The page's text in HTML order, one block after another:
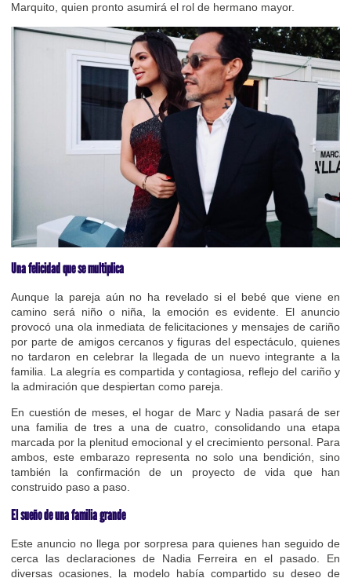
Marquito, quien pronto asumirá el rol de hermano mayor.
Una felicidad que se multiplica
Aunque la pareja aún no ha revelado si el bebé que viene en
camino será niño o niña, la emoción es evidente. El anuncio
provocó una ola inmediata de felicitaciones y mensajes de cariño
por parte de amigos cercanos y figuras del espectáculo, quienes
no tardaron en celebrar la llegada de un nuevo integrante a la
familia. La alegría es compartida y contagiosa, reflejo del cariño y
la admiración que despiertan como pareja.
En cuestión de meses, el hogar de Marc y Nadia pasará de ser
una familia de tres a una de cuatro, consolidando una etapa
marcada por la plenitud emocional y el crecimiento personal. Para
ambos, este embarazo representa no solo una bendición, sino
también la confirmación de un proyecto de vida que han
construido paso a paso.
El sueño de una familia grande
Este anuncio no llega por sorpresa para quienes han seguido de
cerca las declaraciones de Nadia Ferreira en el pasado. En
diversas ocasiones, la modelo había compartido su deseo de